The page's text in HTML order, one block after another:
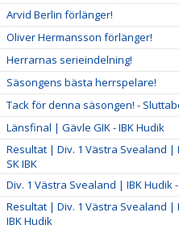
Arvid Berlin förlänger!
Oliver Hermansson förlänger!
Herrarnas serieindelning!
Säsongens bästa herrspelare!
Tack för denna säsongen! -
Länsfinal | Gävle GIK - IBK Hudik
Resultat | Div. 1 Västra Svealand |
SK IBK
Div. 1 Västra Svealand | IBK Hudik
Resultat | Div. 1 Västra Svealand |
IBK Hudik